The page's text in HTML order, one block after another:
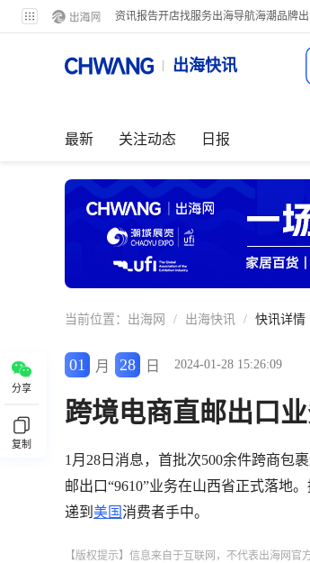
资讯报告开店找服务出海导航海潮品牌
出海快讯
最新 关注动态 日报
当前位置： 出海网 / 出海快讯 / 快讯详情
分享
复制
01 月 28 日 2024-01-28 15:26:09
跨境电商直邮出口
1月28日消息，首批次500余件跨商包
邮出口“9610”业务在山西省正式落地
递到 美国消费者手中。
【版权提示】信息来自于互联网，不代表出海网